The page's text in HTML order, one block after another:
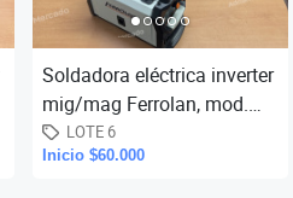
Soldadora eléctrica inverter
mig/mag Ferrolan, mod.
Mobimig-140, cap. 140
amper, para soldadura Flux
LOTE 6
Inicio $60.000